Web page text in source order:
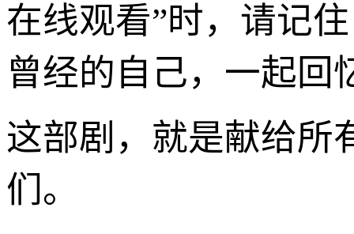
在线观看”时，请记
曾经的自己，一起回
这部剧，就是献给所
们。